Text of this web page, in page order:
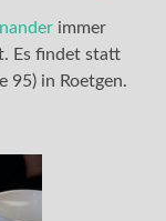
immer
Es findet statt
95) in Roetgen.